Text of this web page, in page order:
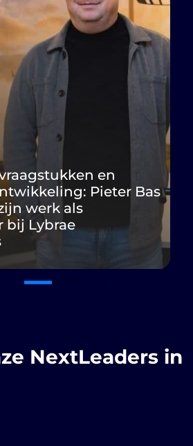
en
Pieter Bas
werk als
bij Lybrae
NextLeaders in